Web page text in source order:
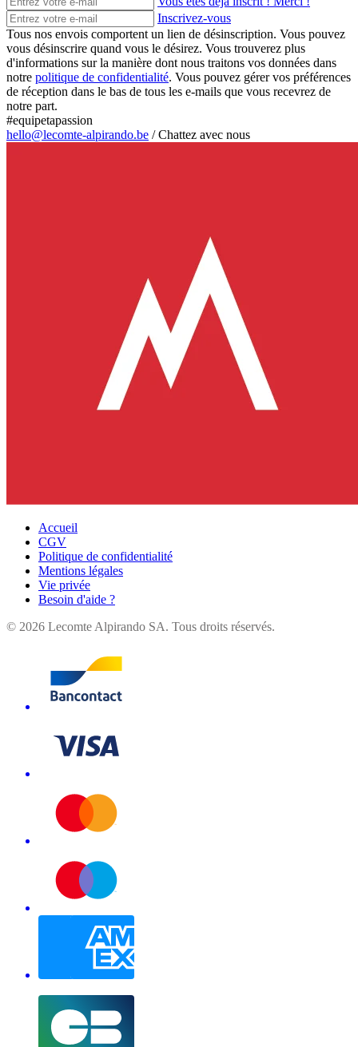
Inscrivez-vous
Tous nos envois comportent un lien de désinscription. Vous pouvez
vous désinscrire quand vous le désirez. Vous trouverez plus
d'informations sur la manière dont nous traitons vos données dans
notre politique de confidentialité. Vous pouvez gérer vos préférences
de réception dans le bas de tous les e-mails que vous recevrez de
notre part.
#equipetapassion
hello@lecomte-alpirando.be /Chattez avec nous
Accueil
CGV
Politique de confidentialité
Mentions légales
Vie privée
Besoin d'aide ?
© 2026 Lecomte Alpirando SA. Tous droits réservés.